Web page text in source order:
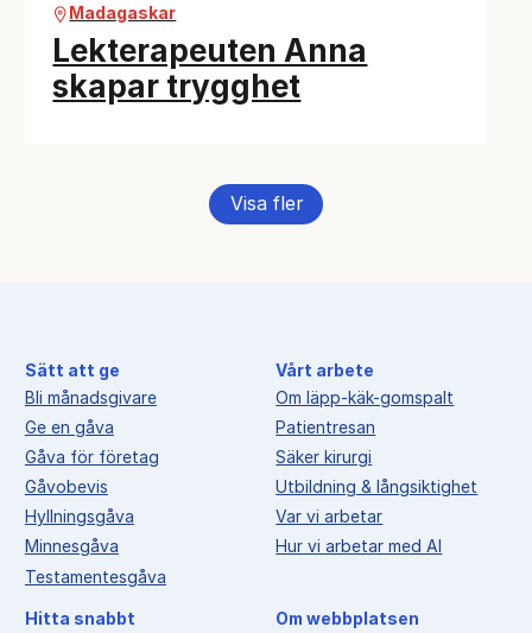
Madagaskar
Lekterapeuten Anna
skapar trygghet
Visa fler
Sätt att ge
Bli månadsgivare
Ge en gåva
Gåva för företag
Gåvobevis
Hyllningsgåva
Minnesgåva
Testamentesgåva
Vårt arbete
Om läpp-käk-gomspalt
Patientresan
Säker kirurgi
Utbildning & långsiktighet
Var vi arbetar
Hur vi arbetar med AI
Hitta snabbt
Om webbplatsen